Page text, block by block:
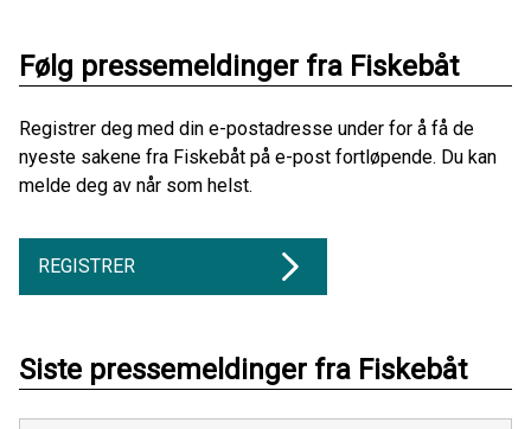
Følg pressemeldinger fra Fiskebåt
Registrer deg med din e-postadresse under for å få de
nyeste sakene fra Fiskebåt på e-post fortløpende. Du kan
melde deg av når som helst.
REGISTRER
Siste pressemeldinger fra Fiskebåt